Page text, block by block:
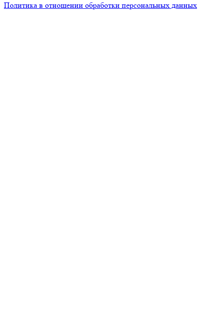
Политика в отношении обработки персональных данных